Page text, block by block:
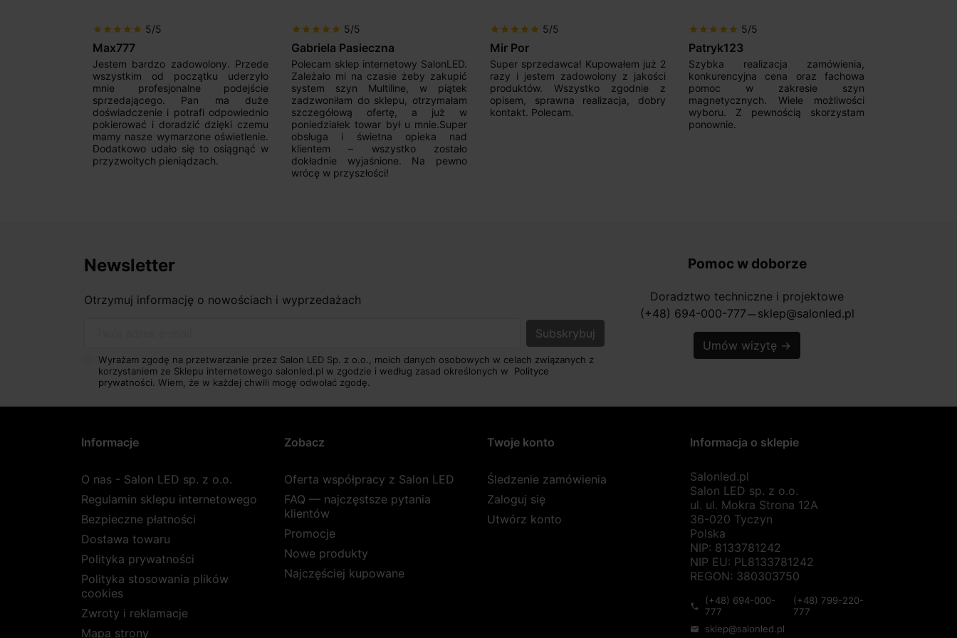
star star star star star 5/5
Max777
Jestem bardzo zadowolony. Przede
wszystkim od początku uderzyło
mnie profesjonalne podejście
sprzedającego. Pan ma duże
doświadczenie i potrafi odpowiednio
pokierować i doradzić dzięki czemu
mamy nasze wymarzone oświetlenie.
Dodatkowo udało się to osiągnąć w
przyzwoitych pieniądzach.
star star star star star 5/5
Gabriela Pasieczna
Polecam sklep internetowy SalonLED.
Zależało mi na czasie żeby zakupić
system szyn Multiline, w piątek
zadzwoniłam do sklepu, otrzymałam
szczegółową ofertę, a już w
poniedziałek towar był u mnie.Super
obsługa i świetna opieka nad
klientem – wszystko zostało
dokładnie wyjaśnione. Na pewno
wrócę w przyszłości!
star star star star star 5/5
Mir Por
Super sprzedawca! Kupowałem już 2
razy i jestem zadowolony z jakości
produktów. Wszystko zgodnie z
opisem, sprawna realizacja, dobry
kontakt. Polecam.
star star star star star 5/5
Patryk123
Szybka realizacja zamówienia,
konkurencyjna cena oraz fachowa
pomoc w zakresie szyn
magnetycznych. Wiele możliwości
wyboru. Z pewnością skorzystam
ponownie.
Newsletter
Otrzymuj informację o nowościach i wyprzedażach
Wyrażam zgodę na przetwarzanie przez Salon LED Sp. z o.o., moich danych osobowych w celach związanych z
korzystaniem ze Sklepu internetowego salonled.pl w zgodzie i według zasad określonych w Polityce
prywatności. Wiem, że w każdej chwili mogę odwołać zgodę.
Pomoc w doborze
Doradztwo techniczne i projektowe
(+48) 694-000-777 horizontal_rule sklep@salonled.pl
Umów wizytę →
Informacje
O nas - Salon LED sp. z o.o.
Regulamin sklepu internetowego
Bezpieczne płatności
Dostawa towaru
Polityka prywatności
Polityka stosowania plików
cookies
Zwroty i reklamacje
Mapa strony
Zobacz
Oferta współpracy z Salon LED
FAQ — najczęstsze pytania
klientów
Promocje
Nowe produkty
Najczęściej kupowane
Twoje konto
Śledzenie zamówienia
Zaloguj się
Utwórz konto
Informacja o sklepie
Salonled.pl
Salon LED sp. z o.o.
ul. ul. Mokra Strona 12A
36-020 Tyczyn
Polska
NIP: 8133781242
NIP EU: PL8133781242
REGON: 380303750
phone
(+48) 694-000-
777
(+48) 799-220-
777
mail sklep@salonled.pl